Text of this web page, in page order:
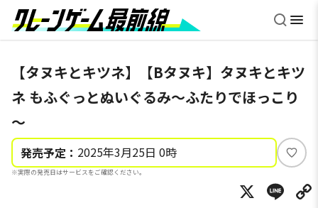
【タヌキとキツネ】【Bタヌキ】タヌキとキツ
ネ もふぐっとぬいぐるみ～ふたりでほっこり
～
発売予定： 2025年3月25日 0時
※実際の発売日はサービスをご確認ください。
い
ね
X